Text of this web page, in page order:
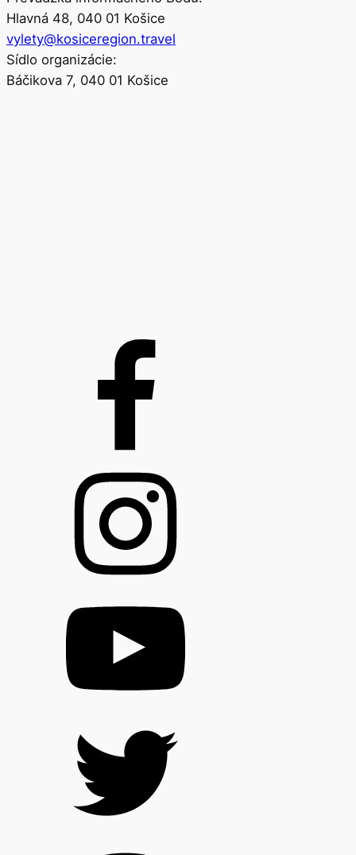
Hlavná 48, 040 01 Košice
vylety@kosiceregion.travel
Sídlo organizácie:
Báčikova 7, 040 01 Košice